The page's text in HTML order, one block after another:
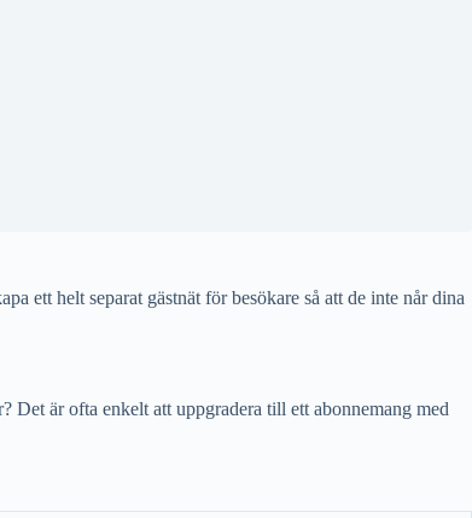
ett helt separat gästnät för besökare så att de inte når dina
är ofta enkelt att uppgradera till ett abonnemang med